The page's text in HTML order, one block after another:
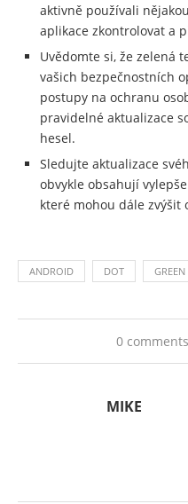
aktivně používali
aplikace zkontrolovat a
Uvědomte si, že zelená
vašich bezpečnostních
postupy na ochranu
pravidelné aktualizace
hesel.
Sledujte aktualizace
obvykle obsahují
které mohou dále zvýšit
ANDROID DOT GREEN
0 comments
MIKE